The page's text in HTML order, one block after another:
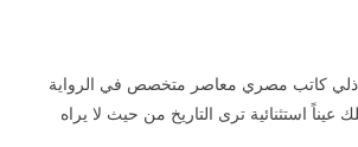
كاتب مصري معاصر متخصص في الرواية
عيناً استثنائية ترى التاريخ من حيث لا يراه